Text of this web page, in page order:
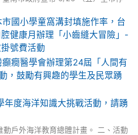
國小學童窩溝封填施作率，台
健康月辦理「小齒縫大冒險」-
號費活動
癇醫學會辦理第24屆「人間有
，鼓勵有興趣的學生及民眾踴
年度海洋知識大挑戰活動，請踴
戶外海洋教育總體計畫。 二、活動